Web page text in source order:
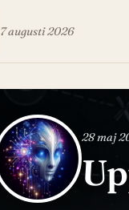
7 augusti 2026
28 maj